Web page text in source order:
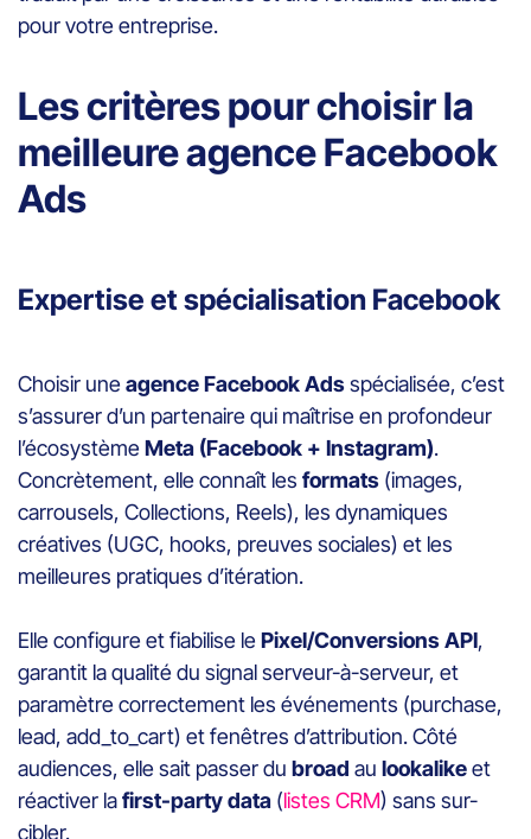
pour votre entreprise.
Les critères pour choisir la
meilleure agence Facebook
Ads
Expertise et spécialisation Facebook
Choisir uneagence Facebook Adsspécialisée, c’est
s’assurer d’un partenaire qui maîtrise en profondeur
l’écosystèmeMeta (Facebook + Instagram).
Concrètement, elle connaît les formats (images,
carrousels, Collections, Reels), les dynamiques
créatives (UGC, hooks, preuves sociales) et les
meilleures pratiques d’itération.
Elle configure et fiabilise lePixel/Conversions API,
garantit la qualité du signal serveur-à-serveur, et
paramètre correctement les événements (purchase,
lead, add_to_cart) et fenêtres d’attribution. Côté
audiences, elle sait passer du broad au lookalikeet
réactiver lafirst-party data (listes CRM) sans sur-
cibler.